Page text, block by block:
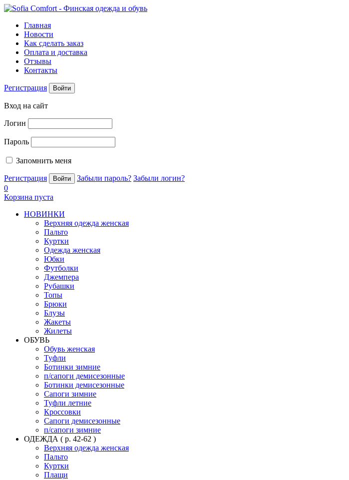
Главная
Новости
Как сделать заказ
Оплата и доставка
Отзывы
Контакты
Регистрация Войти
Вход на сайт
Логин
Пароль
Запомнить меня
Регистрация Забыли пароль? Забыли логин?
0
Корзина пуста
НОВИНКИ
Верхняя одежда женская
Пальто
Куртки
Одежда женская
Юбки
Футболки
Джемпера
Рубашки
Топы
Брюки
Блузы
Жакеты
Жилеты
ОБУВЬ
Обувь женская
Туфли
Ботинки зимние
п/сапоги демисезонные
Ботинки демисезонные
Сапоги зимние
Туфли летние
Кроссовки
Сапоги демисезонные
п/сапоги зимние
ОДЕЖДА ( р. 42-62 )
Верхняя одежда женская
Пальто
Куртки
Плащи